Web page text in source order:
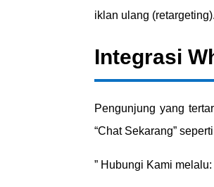
iklan ulang
Integrasi
Pengunjung yang
“Chat Sekarang”
” Hubungi Kami